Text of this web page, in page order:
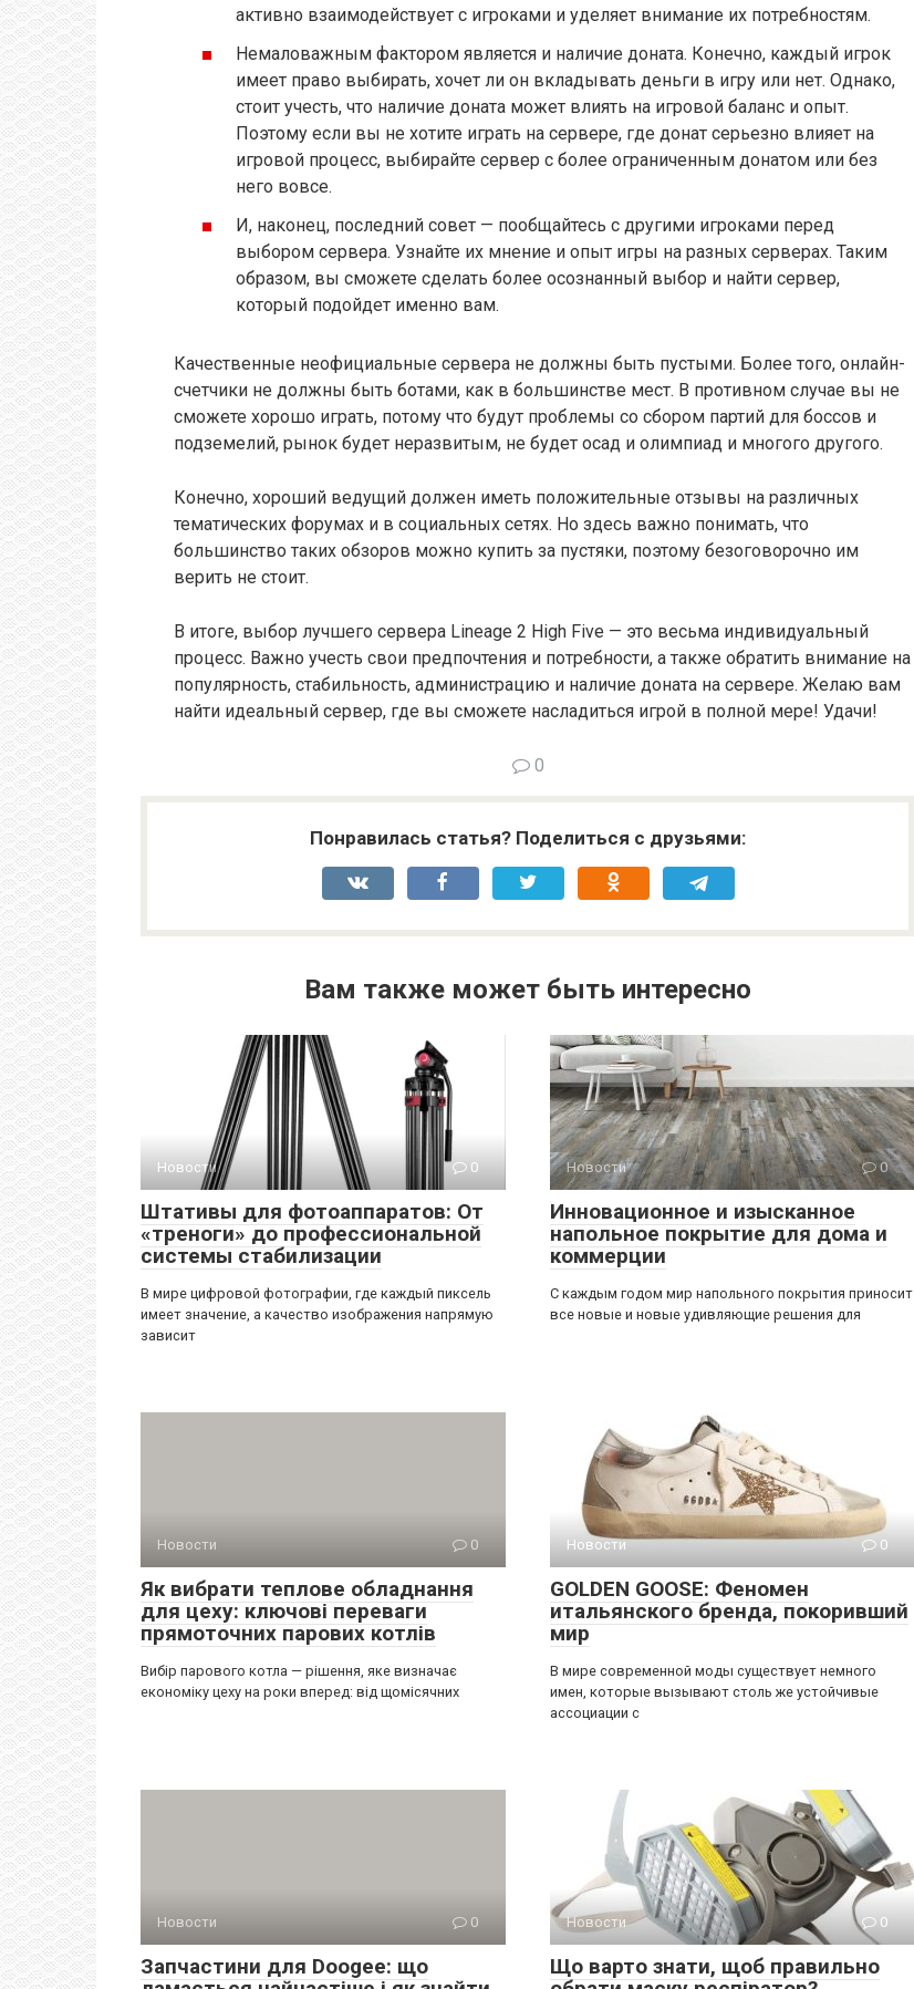
активно взаимодействует с игроками и уделяет внимание их потребностям.
Немаловажным фактором является и наличие доната. Конечно, каждый игрок
имеет право выбирать, хочет ли он вкладывать деньги в игру или нет. Однако,
стоит учесть, что наличие доната может влиять на игровой баланс и опыт.
Поэтому если вы не хотите играть на сервере, где донат серьезно влияет на
игровой процесс, выбирайте сервер с более ограниченным донатом или без
него вовсе.
И, наконец, последний совет — пообщайтесь с другими игроками перед
выбором сервера. Узнайте их мнение и опыт игры на разных серверах. Таким
образом, вы сможете сделать более осознанный выбор и найти сервер,
который подойдет именно вам.
Качественные неофициальные сервера не должны быть пустыми. Более того, онлайн-
счетчики не должны быть ботами, как в большинстве мест. В противном случае вы не
сможете хорошо играть, потому что будут проблемы со сбором партий для боссов и
подземелий, рынок будет неразвитым, не будет осад и олимпиад и многого другого.
Конечно, хороший ведущий должен иметь положительные отзывы на различных
тематических форумах и в социальных сетях. Но здесь важно понимать, что
большинство таких обзоров можно купить за пустяки, поэтому безоговорочно им
верить не стоит.
В итоге, выбор лучшего сервера Lineage 2 High Five — это весьма индивидуальный
процесс. Важно учесть свои предпочтения и потребности, а также обратить внимание на
популярность, стабильность, администрацию и наличие доната на сервере. Желаю вам
найти идеальный сервер, где вы сможете насладиться игрой в полной мере! Удачи!
0
Понравилась статья? Поделиться с друзьями:
Вам также может быть интересно
Новости 0
Штативы для фотоаппаратов: От
«треноги» до профессиональной
системы стабилизации
В мире цифровой фотографии, где каждый пиксель
имеет значение, а качество изображения напрямую
зависит
Новости 0
Инновационное и изысканное
напольное покрытие для дома и
коммерции
С каждым годом мир напольного покрытия приносит
все новые и новые удивляющие решения для
Новости 0
Як вибрати теплове обладнання
для цеху: ключові переваги
прямоточних парових котлів
Вибір парового котла — рішення, яке визначає
економіку цеху на роки вперед: від щомісячних
Новости 0
GOLDEN GOOSE: Феномен
итальянского бренда, покоривший
мир
В мире современной моды существует немного
имен, которые вызывают столь же устойчивые
ассоциации с
Новости 0
Запчастини для Doogee: що
Новости 0
Що варто знати, щоб правильно